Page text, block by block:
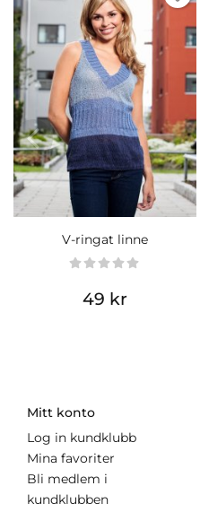
V-ringat linne
49 kr
Mitt konto
Log in kundklubb
Mina favoriter
Bli medlem i
kundklubben